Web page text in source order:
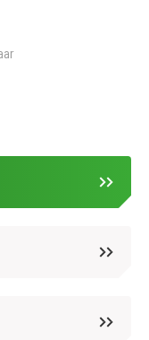
bijscholing krijgt
de motor.
van het aankoopbedrag.